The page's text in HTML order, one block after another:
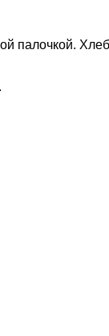
палочкой.